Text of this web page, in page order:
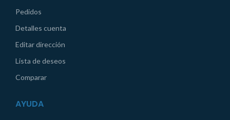
Pedidos
Detalles cuenta
Editar dirección
Lista de deseos
Comparar
AYUDA